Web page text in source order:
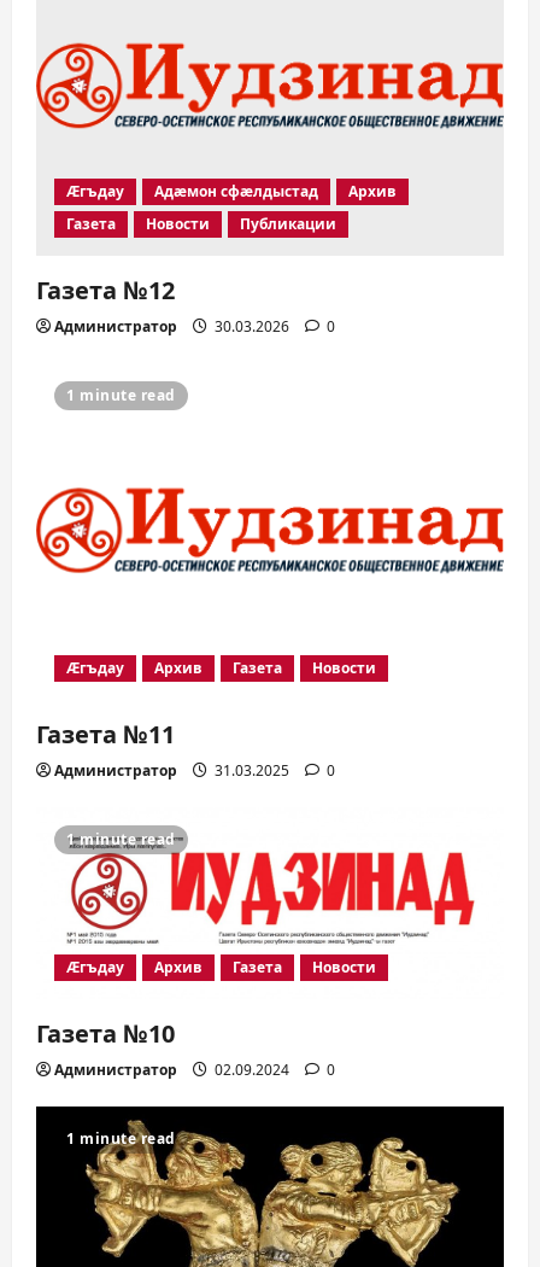
Æгъдау Адæмон сфæлдыстад
Архив
Газета
Новости Публикации
Газета №12
Администратор 30.03.2026 0
1 minute read
Æгъдау Архив Газета Новости
Газета №11
Администратор 31.03.2025 0
1 minute read
Æгъдау Архив Газета Новости
Газета №10
Администратор 02.09.2024 0
1 minute read